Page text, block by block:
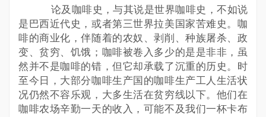
论及咖啡史，与其说是世界咖啡史，不如说
是巴西近代史，或者第三世界拉美国家苦难史。咖
啡的商业化，伴随着的农奴、剥削、种族屠杀、政
变、贫穷、饥饿；咖啡被卷入多少的是是非非，虽
然并不是咖啡的错，但它却承载了沉重的历史。时
至今日，大部分咖啡生产国的咖啡生产工人生活状
况仍然不容乐观，大多生活在贫穷线以下。他们在
咖啡农场辛勤一天的收入，可能不及我们一杯卡布